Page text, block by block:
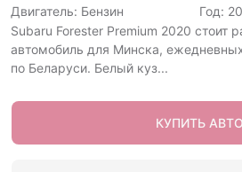
Двигатель: Бензин
Год:
Subaru Forester Premium 2020 стоит
автомобиль для Минска,
по Беларуси. Белый куз...
КУПИТЬ АВТО